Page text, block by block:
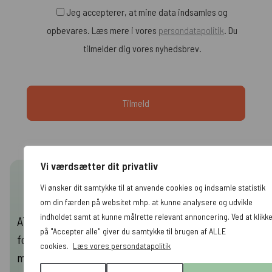
Vi værdsætter dit privatliv
Vi ønsker dit samtykke til at anvende cookies og indsamle statistik
om din færden på websitet mhp. at kunne analysere og udvikle
indholdet samt at kunne målrette relevant annoncering. Ved at klikke
på "Accepter alle" giver du samtykke til brugen af ALLE
cookies. Læs vores persondatapolitik
Jeg accepterer, at mine data indsamles og
opbevares. Læs mere i vores persondatapolitik. Du
tilmelder dig vores nyhedsbrev.
Hvorfor vælge ATAK Digital?
ATAK Digital er et digitalt performance bureau med
fokus på resultater. Vi tilbyder alt inden for digital
markedsføring, og vores kernekompetencer